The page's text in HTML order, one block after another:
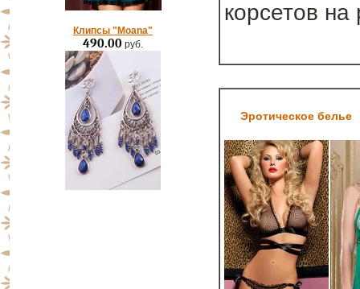
Клипсы "Moana"
490.00 руб.
корсетов
Эротическое белье